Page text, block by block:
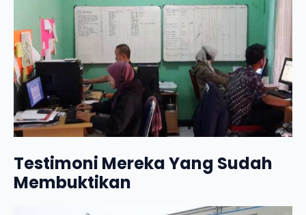
Testimoni Mereka Yang Sudah
Membuktikan